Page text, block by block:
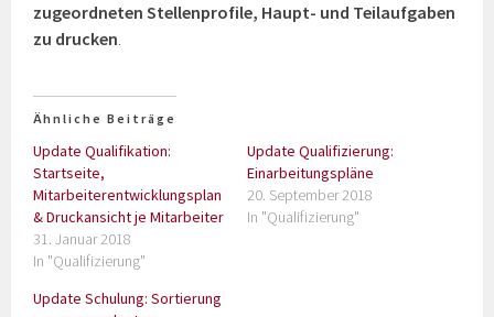
zugeordneten Stellenprofile, Haupt- und Teilaufgaben
zu drucken.
Ähnliche Beiträge
Update Qualifikation:
Startseite,
Mitarbeiterentwicklungsplan
& Druckansicht je Mitarbeiter
31. Januar 2018
In "Qualifizierung"
Update Qualifizierung:
Einarbeitungspläne
20. September 2018
In "Qualifizierung"
Update Schulung: Sortierung